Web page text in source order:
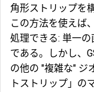
角形ストリップを
この方法を使えば
処理できる: 単一
である。しかし、
の他の "複雑な" ジ
トストリップ」の